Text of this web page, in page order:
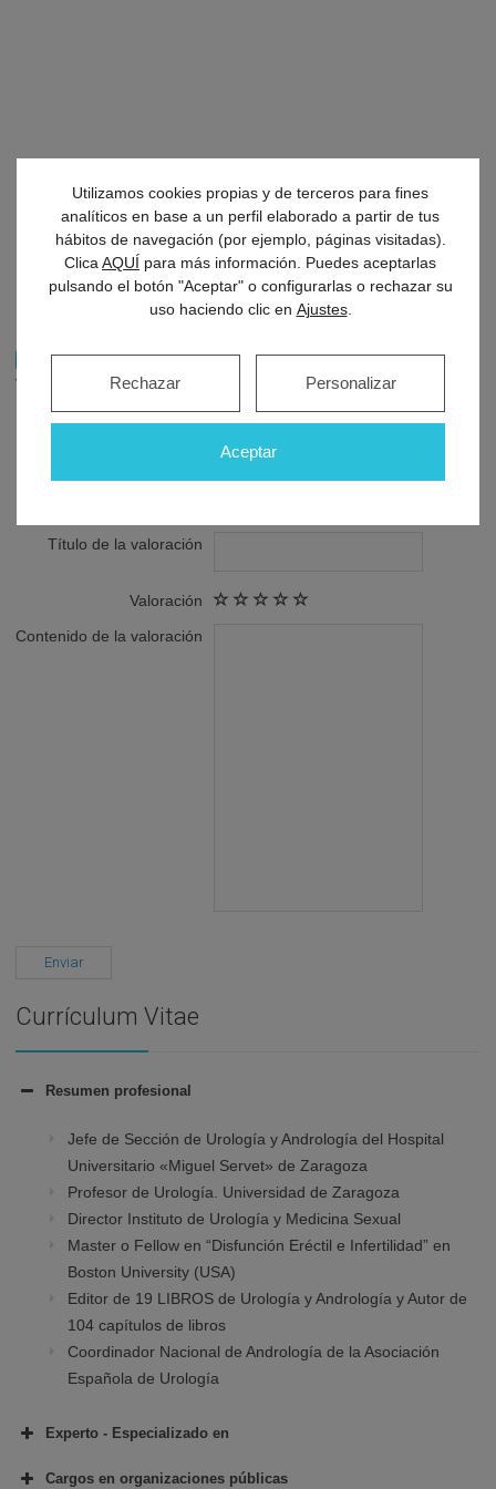
5,0 rating based on 12.345 ratings
Valoración:
sobre5basado en valoraciones.
Título de la valoración
Valoración
Contenido de la valoración
Currículum Vitae
Resumen profesional
Jefe de Sección de Urología y Andrología del Hospital
Universitario «Miguel Servet» de Zaragoza
Profesor de Urología. Universidad de Zaragoza
Director Instituto de Urología y Medicina Sexual
Master o Fellow en “Disfunción Eréctil e Infertilidad” en
Boston University (USA)
Editor de 19 LIBROS de Urología y Andrología y Autor de
104 capítulos de libros
Coordinador Nacional de Andrología de la Asociación
Española de Urología
Experto - Especializado en
Cargos en organizaciones públicas
Utilizamos cookies propias y de terceros para fines
analíticos en base a un perfil elaborado a partir de tus
hábitos de navegación (por ejemplo, páginas visitadas).
Clica AQUÍ para más información. Puedes aceptarlas
pulsando el botón "Aceptar" o configurarlas o rechazar su
uso haciendo clic en Ajustes.
Aceptar
Rechazar Personalizar